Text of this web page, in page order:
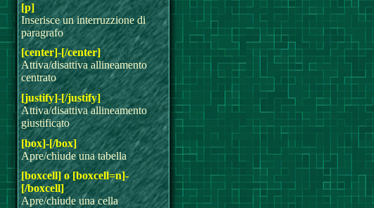
[p]
Inserisce un interruzzione di
paragrafo
[center]-[/center]
Attiva/disattiva allineamento
centrato
[justify]-[/justify]
Attiva/disattiva allineamento
giustificato
[box]-[/box]
Apre/chiude una tabella
[boxcell] o [boxcell=n]-
[/boxcell]
Apre/chiude una cella